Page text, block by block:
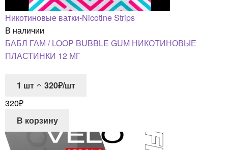
Никотиновые ватки-Nicotine Strips
В наличии
БАБЛ ГАМ / LOOP BUBBLE GUM НИКОТИНОВЫЕ
ПЛАСТИНКИ 12 МГ
1 шт
320₽/шт
320₽
В корзину